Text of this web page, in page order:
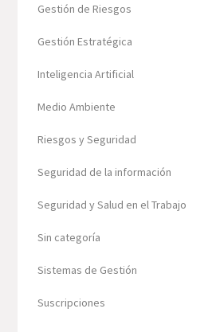
Gestión de Riesgos
Gestión Estratégica
Inteligencia Artificial
Medio Ambiente
Riesgos y Seguridad
Seguridad de la información
Seguridad y Salud en el Trabajo
Sin categoría
Sistemas de Gestión
Suscripciones